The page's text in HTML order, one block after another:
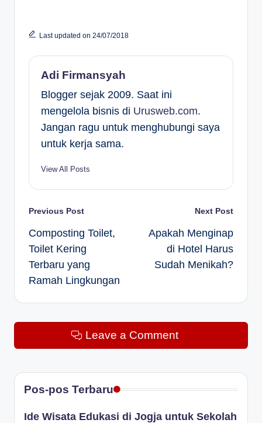
Last updated on 24/07/2018
Adi Firmansyah
Blogger sejak 2009. Saat ini
mengelola bisnis di Urusweb.com.
Jangan ragu untuk menghubungi saya
untuk kerja sama.
View All Posts
Post
navigation
Previous Post
Composting Toilet,
Toilet Kering
Terbaru yang
Ramah Lingkungan
Next Post
Apakah Menginap
di Hotel Harus
Sudah Menikah?
Leave a Comment
Pos-pos Terbaru
Ide Wisata Edukasi di Jogja untuk Sekolah